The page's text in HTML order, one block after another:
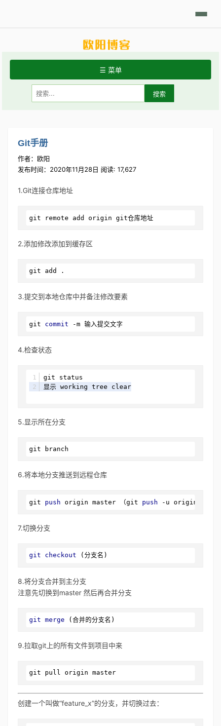
日积月累Linux摘要技术相关学习笔记代码开发分享发现
☰ 菜单
Git手册
作者：欧阳
发布时间：2020年11月28日 阅读: 17,627
1.Git连接仓库地址
git remote add origin git仓库地址
2.添加修改添加到缓存区
git add .
3.提交到本地仓库中并备注修改要素
git commit -m 输入提交文字
4.检查状态
git status
显示 working tree clear
5.显示所在分支
git branch
6.将本地分支推送到远程仓库
git push origin master （git push -u origin 可新建
7.切换分支
git checkout (分支名)
8.将分支合并到主分支
注意先切换到master 然后再合并分支
git merge (合并的分支名)
9.拉取git上的所有文件到项目中来
git pull origin master
创建一个叫做“feature_x”的分支，并切换过去：